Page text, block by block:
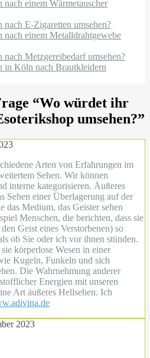
einem Wärmetauscher
E-Zigaretten umsehen?
nach einem Metalldrahtgewebe
Metzgereibedarf umsehen?
in Köln nach Brautkleidern
“Wo würdet ihr
umsehen?”
Arten von Erfahrungen im
Sehen. Wir können
interne kategorisieren. Äußeres
Sehen einer Überlagerung auf der
das Medium, das Geister sehen
Menschen, die berichten, dass sie
Geist eines Verstorbenen) so
ob Sie oder ich vor ihnen stünden.
körperlose Wesen in einer
Kugeln, Funkeln und sich
Die Wahrnehmung anderer
Energien mit unseren
Art äußeres Hellsehen. Ich
2023